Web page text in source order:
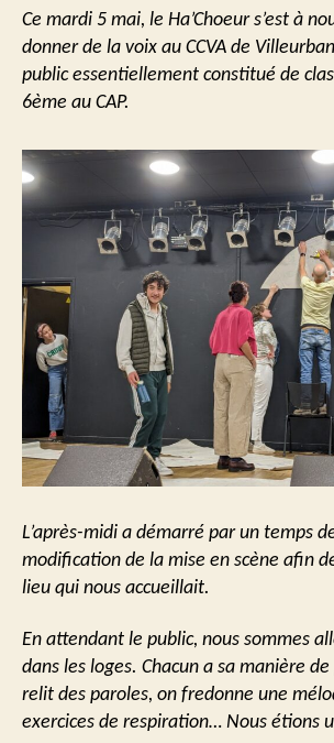
l’article
l’article
Ce mardi 5 mai, le Ha’Choeur s’est à
donner de la voix au CCVA de
public essentiellement constitué de
6ème au CAP.
L’après-midi a démarré par un temps
modification de la mise en scène afin
lieu qui nous accueillait.
En attendant le public, nous sommes
dans les loges. Chacun a sa manière
relit des paroles, on fredonne une
exercices de respiration… Nous étions